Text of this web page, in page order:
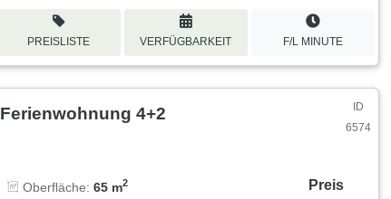
PREISLISTE VERFÜGBARKEIT F/L MINUTE
Ferienwohnung 4+2
ID
6574
Oberfläche:65 m2
Preis